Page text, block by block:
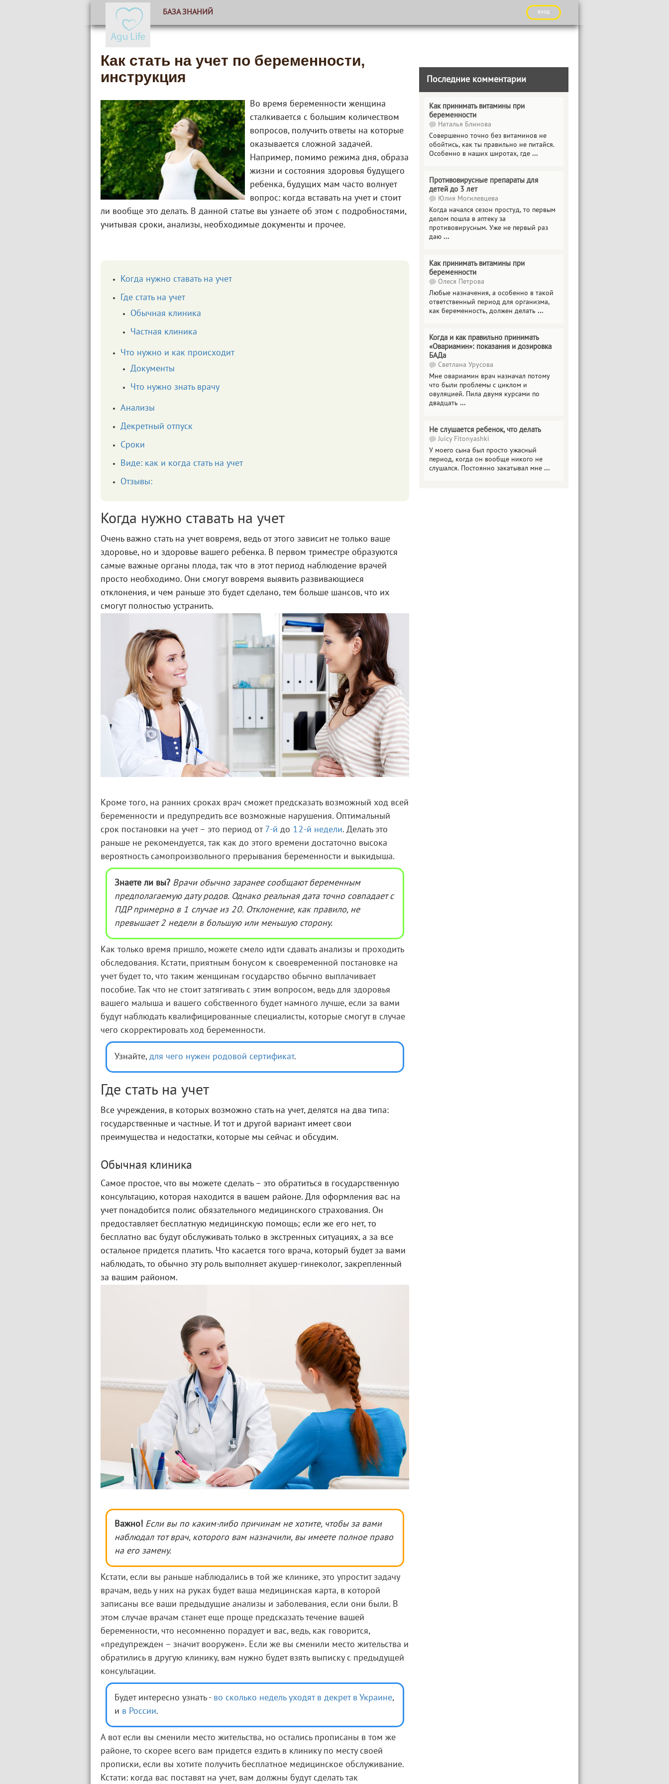
БАЗА ЗНАНИЙ вход
Как стать на учет по беременности,
инструкция
Во время беременности женщина
сталкивается с большим количеством
вопросов, получить ответы на которые
оказывается сложной задачей.
Например, помимо режима дня, образа
жизни и состояния здоровья будущего
ребенка, будущих мам часто волнует
вопрос: когда вставать на учет и стоит
ли вообще это делать. В данной статье вы узнаете об этом с подробностями,
учитывая сроки, анализы, необходимые документы и прочее.
Когда нужно ставать на учет
Где стать на учет
Обычная клиника
Частная клиника
Что нужно и как происходит
Документы
Что нужно знать врачу
Анализы
Декретный отпуск
Сроки
Виде: как и когда стать на учет
Отзывы:
Когда нужно ставать на учет
Очень важно стать на учет вовремя, ведь от этого зависит не только ваше
здоровье, но и здоровье вашего ребенка. В первом триместре образуются
самые важные органы плода, так что в этот период наблюдение врачей
просто необходимо. Они смогут вовремя выявить развивающиеся
отклонения, и чем раньше это будет сделано, тем больше шансов, что их
смогут полностью устранить.
Кроме того, на ранних сроках врач сможет предсказать возможный ход всей
беременности и предупредить все возможные нарушения. Оптимальный
срок постановки на учет – это период от 7-й до 12-й недели. Делать это
раньше не рекомендуется, так как до этого времени достаточно высока
вероятность самопроизвольного прерывания беременности и выкидыша.
Знаете ли вы? Врачи обычно заранее сообщают беременным
предполагаемую дату родов. Однако реальная дата точно совпадает с
ПДР примерно в 1 случае из 20. Отклонение, как правило, не
превышает 2 недели в большую или меньшую сторону.
Как только время пришло, можете смело идти сдавать анализы и проходить
обследования. Кстати, приятным бонусом к своевременной постановке на
учет будет то, что таким женщинам государство обычно выплачивает
пособие. Так что не стоит затягивать с этим вопросом, ведь для здоровья
вашего малыша и вашего собственного будет намного лучше, если за вами
будут наблюдать квалифицированные специалисты, которые смогут в случае
чего скорректировать ход беременности.
Узнайте, для чего нужен родовой сертификат.
Где стать на учет
Все учреждения, в которых возможно стать на учет, делятся на два типа:
государственные и частные. И тот и другой вариант имеет свои
преимущества и недостатки, которые мы сейчас и обсудим.
Обычная клиника
Самое простое, что вы можете сделать – это обратиться в государственную
консультацию, которая находится в вашем районе. Для оформления вас на
учет понадобится полис обязательного медицинского страхования. Он
предоставляет бесплатную медицинскую помощь; если же его нет, то
бесплатно вас будут обслуживать только в экстренных ситуациях, а за все
остальное придется платить. Что касается того врача, который будет за вами
наблюдать, то обычно эту роль выполняет акушер-гинеколог, закрепленный
за вашим районом.
Важно! Если вы по каким-либо причинам не хотите, чтобы за вами
наблюдал тот врач, которого вам назначили, вы имеете полное право
на его замену.
Кстати, если вы раньше наблюдались в той же клинике, это упростит задачу
врачам, ведь у них на руках будет ваша медицинская карта, в которой
записаны все ваши предыдущие анализы и заболевания, если они были. В
этом случае врачам станет еще проще предсказать течение вашей
беременности, что несомненно порадует и вас, ведь, как говорится,
«предупрежден – значит вооружен». Если же вы сменили место жительства и
обратились в другую клинику, вам нужно будет взять выписку с предыдущей
консультации.
Будет интересно узнать - во сколько недель уходят в декрет в Украине,
и в России.
А вот если вы сменили место жительства, но остались прописаны в том же
районе, то скорее всего вам придется ездить в клинику по месту своей
прописки, если вы хотите получить бесплатное медицинское обслуживание.
Кстати: когда вас поставят на учет, вам должны будут сделать так
Последние комментарии
Как принимать витамины при
беременности
Наталья Блинова
Совершенно точно без витаминов не
обойтись, как ты правильно не питайся.
Особенно в наших широтах, где ...
Противовирусные препараты для
детей до 3 лет
Юлия Могилевцева
Когда начался сезон простуд, то первым
делом пошла в аптеку за
противовирусным. Уже не первый раз
даю ...
Как принимать витамины при
беременности
Олеся Петрова
Любые назначения, а особенно в такой
ответственный период для организма,
как беременность, должен делать ...
Когда и как правильно принимать
«Овариамин»: показания и дозировка
БАДа
Светлана Урусова
Мне овариамин врач назначал потому
что были проблемы с циклом и
овуляцией. Пила двумя курсами по
двадцать ...
Не слушается ребенок, что делать
Juicy Fitonyashki
У моего сына был просто ужасный
период, когда он вообще никого не
слушался. Постоянно закатывал мне ...